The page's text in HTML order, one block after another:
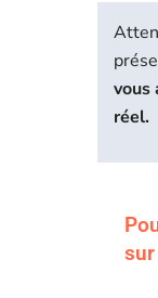
vous
réel.